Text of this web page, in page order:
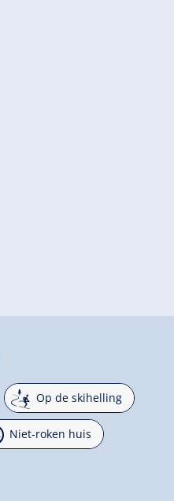
🞷Op de skihelling
Niet-roken huis